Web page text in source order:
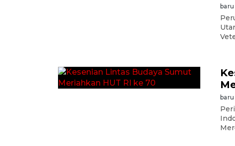
baru
baru